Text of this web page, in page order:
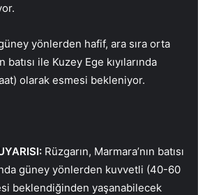
yönlerden hafif, ara sıra orta
batısı ile Kuzey Ege kıyılarında
olarak esmesi bekleniyor.
Rüzgarın, Marmara’nın batısı
güney yönlerden kuvvetli (40-60
beklendiğinden yaşanabilecek